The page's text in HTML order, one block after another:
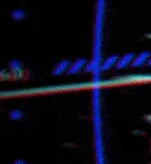
Skip
main
content